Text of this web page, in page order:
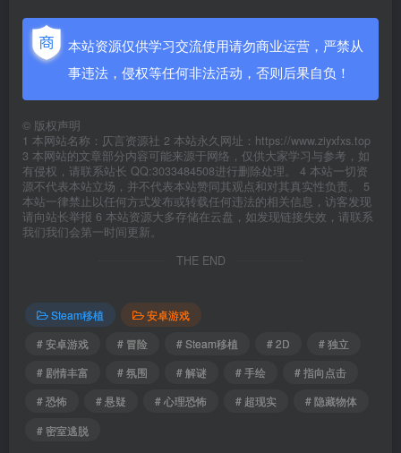
本站资源仅供学习交流使用请勿商业运营，严禁从
事违法，侵权等任何非法活动，否则后果自负！
© 版权声明
1 本网站名称：仄言资源社 2 本站永久网址：https://www.ziyxfxs.top
3 本网站的文章部分内容可能来源于网络，仅供大家学习与参考，如
有侵权，请联系站长 QQ:3033484508进行删除处理。 4 本站一切资
源不代表本站立场，并不代表本站赞同其观点和对其真实性负责。 5
本站一律禁止以任何方式发布或转载任何违法的相关信息，访客发现
请向站长举报 6 本站资源大多存储在云盘，如发现链接失效，请联系
我们我们会第一时间更新。
THE END
Steam移植
安卓游戏
# 安卓游戏
# 冒险 # Steam移植 # 2D
# 独立
# 剧情丰富
# 氛围 # 解谜 # 手绘
# 指向点击
# 恐怖
# 悬疑 # 心理恐怖 # 超现实
# 隐藏物体
# 密室逃脱